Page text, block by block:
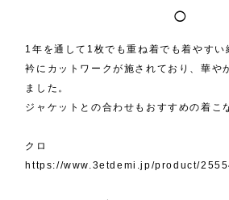
◯
1年を通して1枚でも重ね着でも着やすい
衿にカットワークが施されており、華や
ました。
ジャケットとの合わせもおすすめの着こ
クロ
https://www.3etdemi.jp/product/